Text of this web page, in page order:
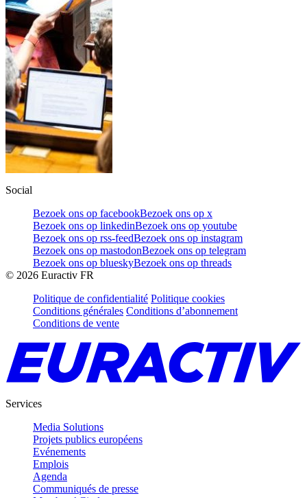
Social
Bezoek ons op facebookBezoek ons op x
Bezoek ons op linkedinBezoek ons op youtube
Bezoek ons op rss-feedBezoek ons op instagram
Bezoek ons op mastodonBezoek ons op telegram
Bezoek ons op blueskyBezoek ons op threads
© 2026 Euractiv FR
Politique de confidentialité Politique cookies
Conditions générales Conditions d’abonnement
Conditions de vente
Services
Media Solutions
Projets publics européens
Evénements
Emplois
Agenda
Communiqués de presse